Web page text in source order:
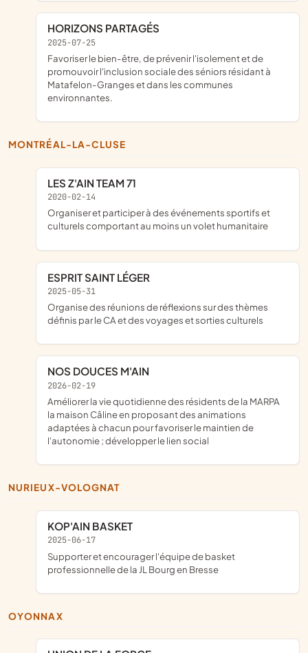
HORIZONS PARTAGÉS
2025-07-25
Favoriser le bien-être, de prévenir l'isolement et de
promouvoir l'inclusion sociale des séniors résidant à
Matafelon-Granges et dans les communes
environnantes.
MONTRÉAL-LA-CLUSE
LES Z'AIN TEAM 71
2020-02-14
organiser et participer à des événements sportifs et
culturels comportant au moins un volet humanitaire
ESPRIT SAINT LÉGER
2025-05-31
organise des réunions de réflexions sur des thèmes
définis par le CA et des voyages et sorties culturels
NOS DOUCES M'AIN
2026-02-19
améliorer la vie quotidienne des résidents de la MARPA
la maison Câline en proposant des animations
adaptées à chacun pour favoriser le maintien de
l'autonomie ; développer le lien social
NURIEUX-VOLOGNAT
KOP'AIN BASKET
2025-06-17
supporter et encourager l'équipe de basket
professionnelle de la JL Bourg en Bresse
OYONNAX